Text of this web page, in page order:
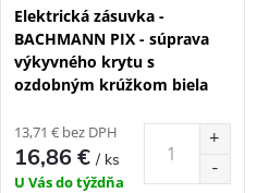
Elektrická zásuvka -
BACHMANN PIX - súprava
výkyvného krytu s
ozdobným krúžkom biela
13,71 € bez DPH
16,86 €/ ks
U Vás do týždňa